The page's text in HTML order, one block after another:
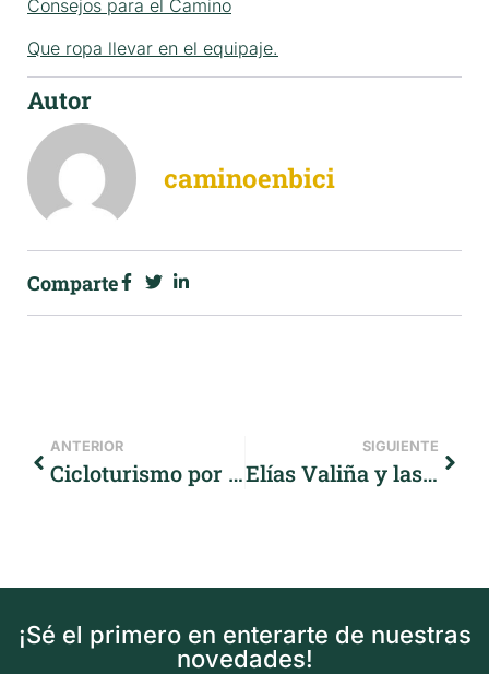
Consejos para el Camino
Que ropa llevar en el equipaje.
Autor
caminoenbici
Comparte
ANTERIOR
Cicloturismo por Europa, el Danubio
SIGUIENTE
Elías Valiña y las flechas del Camino
¡Sé el primero en enterarte de nuestras
novedades!